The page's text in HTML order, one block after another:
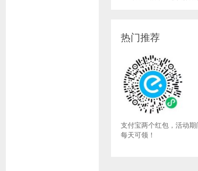
热门推荐
支付宝两个红包，活动期
每天可领！